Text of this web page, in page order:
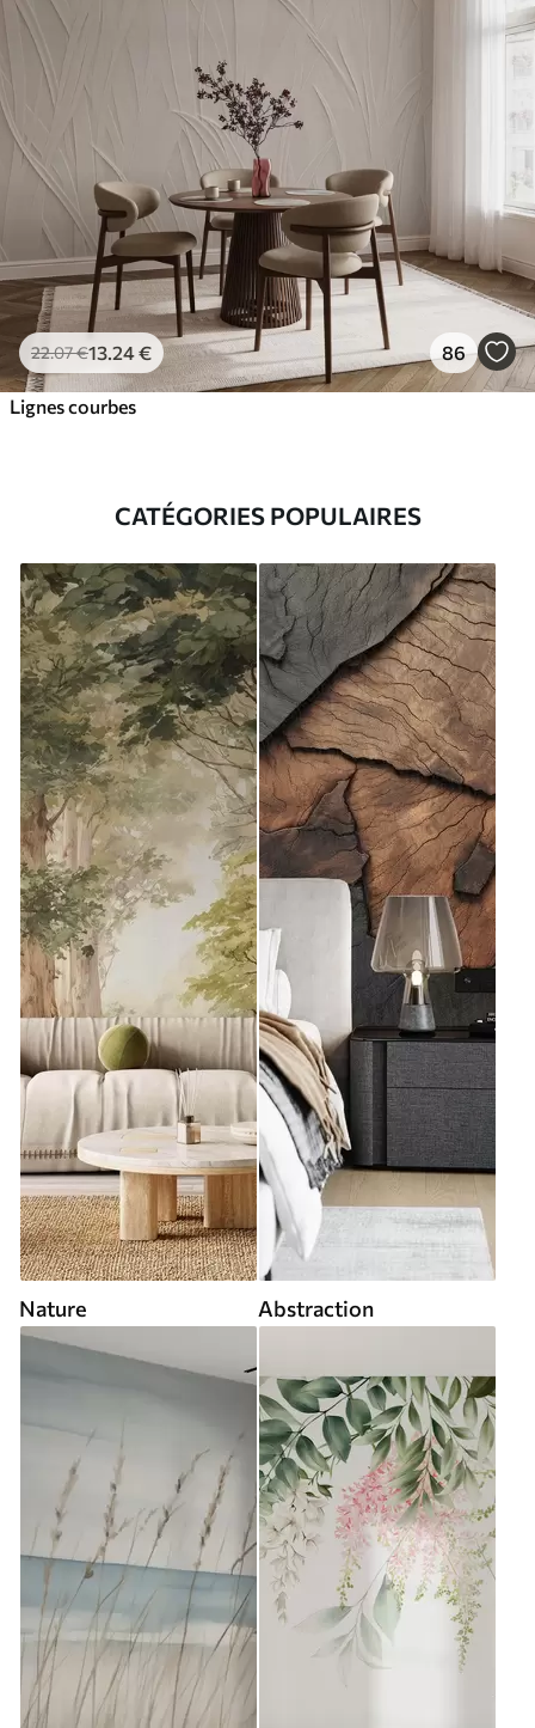
22.07€13 .24€ 86
Lignes courbes
CATÉGORIES POPULAIRES
Nature Abstraction